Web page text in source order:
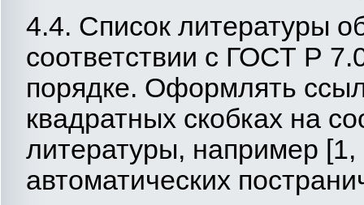
4.4. Список литературы
соответствии с ГОСТ Р
порядке. Оформлять
квадратных скобках на
литературы, например
автоматических